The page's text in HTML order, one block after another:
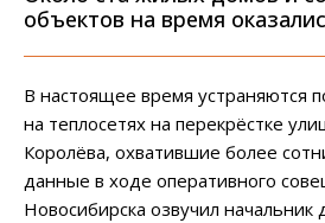
объектов на время
В настоящее время устраняются
на теплосетях на перекрёстке
Королёва, охватившие более
данные в ходе оперативного
Новосибирска озвучил начальник